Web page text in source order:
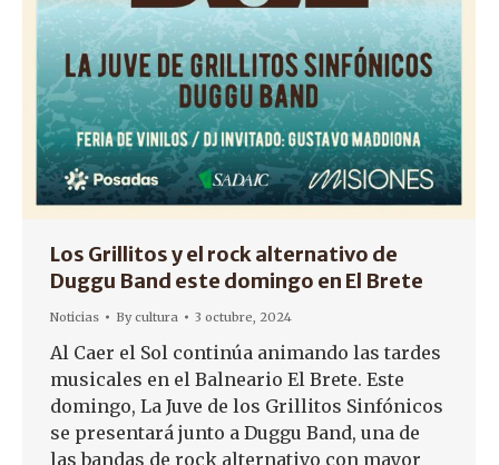
Los Grillitos y el rock alternativo de
Duggu Band este domingo en El Brete
Noticias Bycultura 3 octubre, 2024
Al Caer el Sol continúa animando las tardes
musicales en el Balneario El Brete. Este
domingo, La Juve de los Grillitos Sinfónicos
se presentará junto a Duggu Band, una de
las bandas de rock alternativo con mayor